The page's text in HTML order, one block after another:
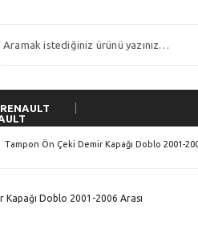
RENAULT
Tampon Ön Çeki Demir Kapağı Doblo 2001-